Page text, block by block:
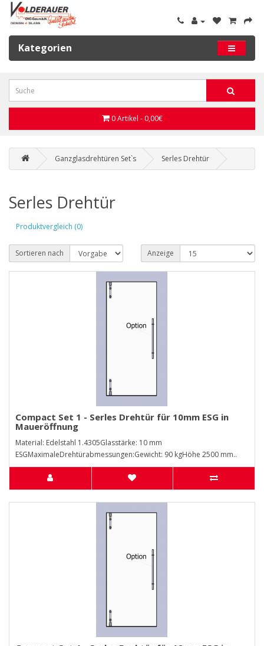
Kategorien
0 Artikel - 0,00€
Ganzglasdrehtüren Set`s Serles Drehtür
Serles Drehtür
Produktvergleich (0)
Sortieren nach Anzeige
Compact Set 1 - Serles Drehtür für 10mm ESG in
Maueröffnung
Material: Edelstahl 1.4305Glasstärke: 10 mm
ESGMaximaleDrehtürabmessungen:Gewicht: 90 kgHöhe 2500 mm..